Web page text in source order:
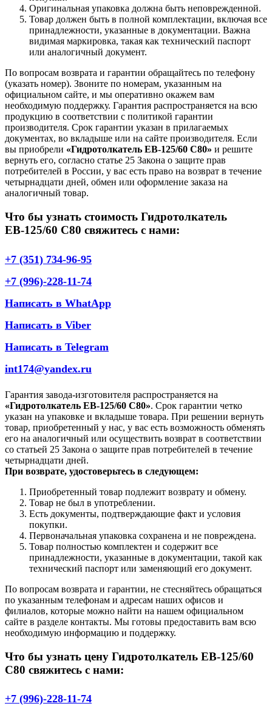
Оригинальная упаковка должна быть неповрежденной.
Товар должен быть в полной комплектации, включая все
принадлежности, указанные в документации. Важна
видимая маркировка, такая как технический паспорт
или аналогичный документ.
По вопросам возврата и гарантии обращайтесь по телефону
(указать номер). Звоните по номерам, указанным на
официальном сайте, и мы оперативно окажем вам
необходимую поддержку. Гарантия распространяется на всю
продукцию в соответствии с политикой гарантии
производителя. Срок гарантии указан в прилагаемых
документах, во вкладыше или на сайте производителя. Если
вы приобрели «Гидротолкатель ЕВ-125/60 С80» и решите
вернуть его, согласно статье 25 Закона о защите прав
потребителей в России, у вас есть право на возврат в течение
четырнадцати дней, обмен или оформление заказа на
аналогичный товар.
Что бы узнать стоимость Гидротолкатель
ЕВ-125/60 С80 свяжитесь с нами:
+7 (351) 734-96-95
+7 (996)-228-11-74
Написать в WhatApp
Написать в Viber
Написать в Telegram
int174@yandex.ru
Гарантия завода-изготовителя распространяется на
«Гидротолкатель ЕВ-125/60 С80». Срок гарантии четко
указан на упаковке и вкладыше товара. При решении вернуть
товар, приобретенный у нас, у вас есть возможность обменять
его на аналогичный или осуществить возврат в соответствии
со статьей 25 Закона о защите прав потребителей в течение
четырнадцати дней.
При возврате, удостоверьтесь в следующем:
Приобретенный товар подлежит возврату и обмену.
Товар не был в употреблении.
Есть документы, подтверждающие факт и условия
покупки.
Первоначальная упаковка сохранена и не повреждена.
Товар полностью комплектен и содержит все
принадлежности, указанные в документации, такой как
технический паспорт или заменяющий его документ.
По вопросам возврата и гарантии, не стесняйтесь обращаться
по указанным телефонам и адресам наших офисов и
филиалов, которые можно найти на нашем официальном
сайте в разделе контакты. Мы готовы предоставить вам всю
необходимую информацию и поддержку.
Что бы узнать цену Гидротолкатель ЕВ-125/60
С80 свяжитесь с нами:
+7 (996)-228-11-74